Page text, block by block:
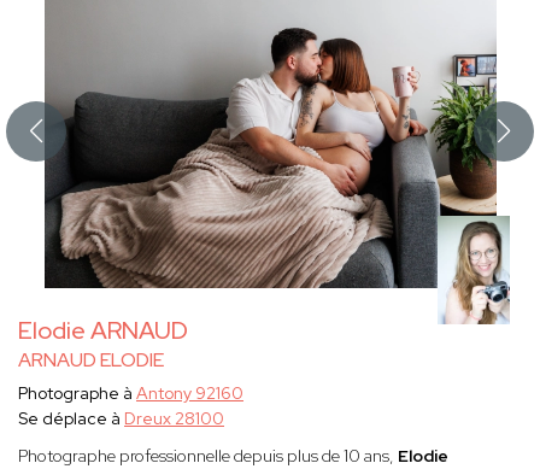
Elodie ARNAUD
ARNAUD ELODIE
Photographe à Antony 92160
Se déplace à Dreux 28100
Photographe professionnelle depuis plus de 10 ans, Elodie